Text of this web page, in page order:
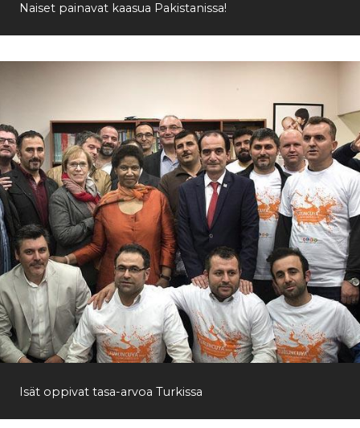
Naiset painavat kaasua Pakistanissa!
Isät oppivat tasa-arvoa Turkissa